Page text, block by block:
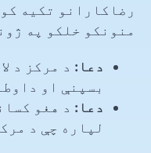
رضاکارانو تکیه
منونکو خلکو په
دعا: د مرکز د
بسپنې او
دعا: د هغو
لپاره چې د